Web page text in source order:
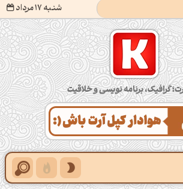
شنبه 17 مرداد
کپل‌آرت؛ گرافیک، برنامه‌نویسی و خلاقیت